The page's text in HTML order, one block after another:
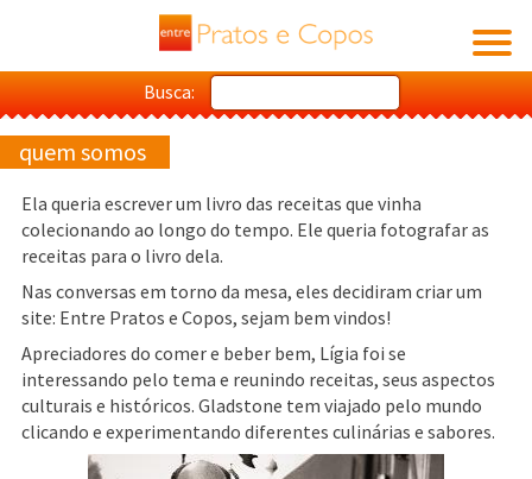
Busca:
quem somos
Ela queria escrever um livro das receitas que vinha
colecionando ao longo do tempo. Ele queria fotografar as
receitas para o livro dela.
Nas conversas em torno da mesa, eles decidiram criar um
site: Entre Pratos e Copos, sejam bem vindos!
Apreciadores do comer e beber bem, Lígia foi se
interessando pelo tema e reunindo receitas, seus aspectos
culturais e históricos. Gladstone tem viajado pelo mundo
clicando e experimentando diferentes culinárias e sabores.